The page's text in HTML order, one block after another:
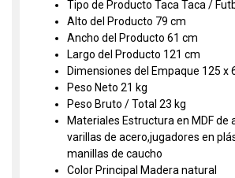
Tipo de Producto Taca Taca /
Alto del Producto 79 cm
Ancho del Producto 61 cm
Largo del Producto 121 cm
Dimensiones del Empaque 125 x
Peso Neto 21 kg
Peso Bruto / Total 23 kg
Materiales Estructura en MDF de
varillas de acero,jugadores en
manillas de caucho
Color Principal Madera natural